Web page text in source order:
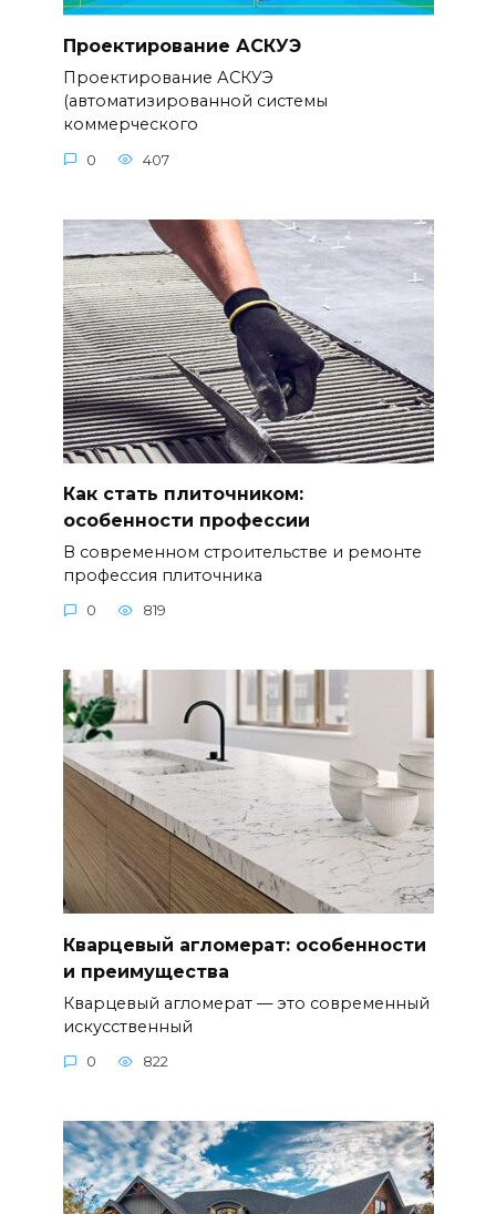
Проектирование АСКУЭ
Проектирование АСКУЭ
(автоматизированной системы
коммерческого
0 407
Как стать плиточником:
особенности профессии
В современном строительстве и ремонте
профессия плиточника
0 819
Кварцевый агломерат: особенности
и преимущества
Кварцевый агломерат — это современный
искусственный
0 822